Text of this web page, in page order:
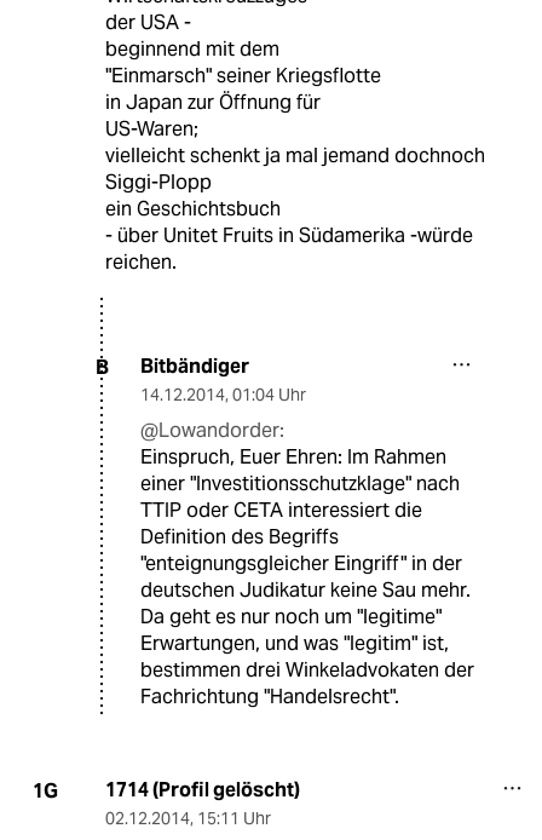
der USA -
beginnend mit dem
"Einmarsch" seiner Kriegsflotte
in Japan zur Öffnung für
US-Waren;
vielleicht schenkt ja mal jemand dochnoch
Siggi-Plopp
ein Geschichtsbuch
- über Unitet Fruits in Südamerika -würde
reichen.
B Bitbändiger
14.12.2014, 01:04 Uhr
@Lowandorder:
Einspruch, Euer Ehren: Im Rahmen
einer "Investitionsschutzklage" nach
TTIP oder CETA interessiert die
Definition des Begriffs
"enteignungsgleicher Eingriff" in der
deutschen Judikatur keine Sau mehr.
Da geht es nur noch um "legitime"
Erwartungen, und was "legitim" ist,
bestimmen drei Winkeladvokaten der
Fachrichtung "Handelsrecht".
1G 1714 (Profil gelöscht)
02.12.2014, 15:11 Uhr